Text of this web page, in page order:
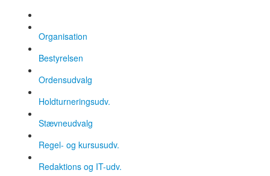
Organisation
Bestyrelsen
Ordensudvalg
Holdturneringsudv.
Stævneudvalg
Regel- og kursusudv.
Redaktions og IT-udv.